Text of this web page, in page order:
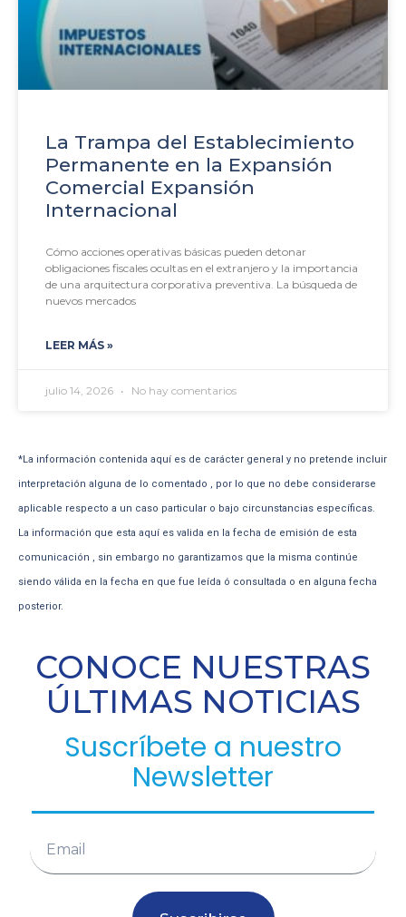
La Trampa del Establecimiento
Permanente en la Expansión
Comercial Expansión
Internacional
Cómo acciones operativas básicas pueden detonar
obligaciones fiscales ocultas en el extranjero y la importancia
de una arquitectura corporativa preventiva. La búsqueda de
nuevos mercados
LEER MÁS »
julio 14, 2026 No hay comentarios
*La información contenida aquí es de carácter general y no pretende incluir
interpretación alguna de lo comentado , por lo que no debe considerarse
aplicable respecto a un caso particular o bajo circunstancias específicas.
La información que esta aquí es valida en la fecha de emisión de esta
comunicación , sin embargo no garantizamos que la misma continúe
siendo válida en la fecha en que fue leída ó consultada o en alguna fecha
posterior.
CONOCE NUESTRAS
ÚLTIMAS NOTICIAS
Suscríbete a nuestro
Newsletter